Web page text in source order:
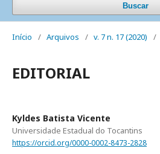
Buscar
Início / Arquivos / v. 7 n. 17 (2020) /
EDITORIAL
Kyldes Batista Vicente
Universidade Estadual do Tocantins
https://orcid.org/0000-0002-8473-2828